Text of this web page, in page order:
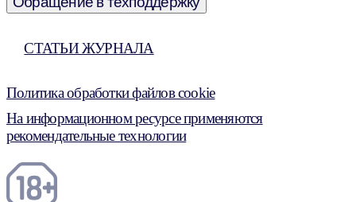
СТАТЬИ ЖУРНАЛА
Политика обработки файлов cookie
На информационном ресурсе применяются
рекомендательные технологии